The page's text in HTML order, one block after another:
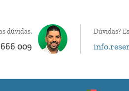
dúvidas.
666 009
Dúvidas?